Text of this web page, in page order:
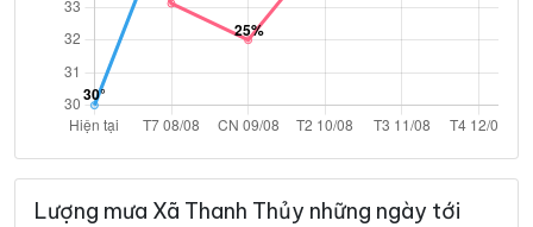
Lượng mưa Xã Thanh Thủy những ngày tới